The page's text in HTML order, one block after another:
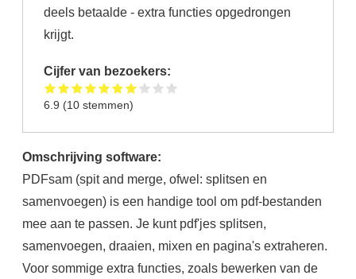
deels betaalde - extra functies opgedrongen
krijgt.
Cijfer van bezoekers:
6.9 (10 stemmen)
Omschrijving software:
PDFsam (spit and merge, ofwel: splitsen en
samenvoegen) is een handige tool om pdf-bestanden
mee aan te passen. Je kunt pdf'jes splitsen,
samenvoegen, draaien, mixen en pagina's extraheren.
Voor sommige extra functies, zoals bewerken van de